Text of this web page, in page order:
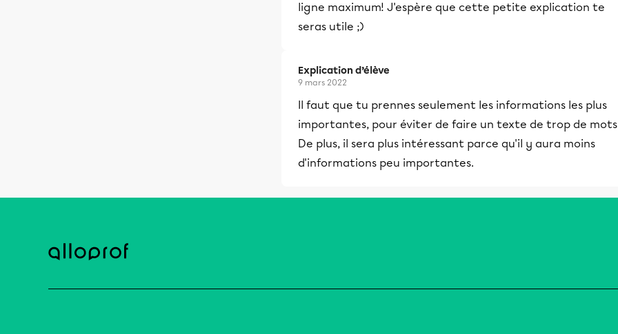
ligne maximum! J'espère que cette petite explication te
seras utile ;)
Explication d’élève
9 mars 2022
Il faut que tu prennes seulement les informations les plus
importantes, pour éviter de faire un texte de trop de
De plus, il sera plus intéressant parce qu'il y aura moins
d'informations peu importantes.